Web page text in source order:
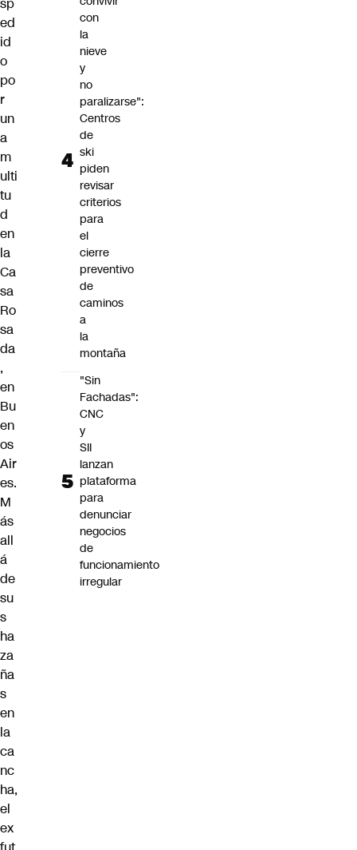
ed
id
o
po
r
un
a
m
ulti
tu
d
en
la
Ca
sa
Ro
sa
da
,
en
Bu
en
os
Air
es.
M
ás
all
á
de
su
s
ha
za
ña
s
en
la
ca
nc
ha,
el
ex
con
la
nieve
y
no
paralizarse":
Centros
de
ski
piden
revisar
criterios
para
el
cierre
preventivo
de
caminos
a
la
montaña
"Sin
Fachadas":
CNC
y
SII
lanzan
plataforma
para
denunciar
negocios
de
funcionamiento
irregular